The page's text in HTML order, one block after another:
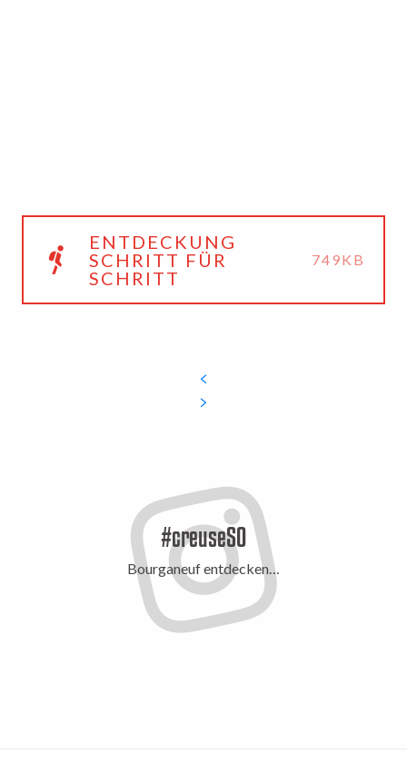
ENTDECKUNG
SCHRITT FÜR
SCHRITT
749KB
#creuseSO
Bourganeuf entdecken…